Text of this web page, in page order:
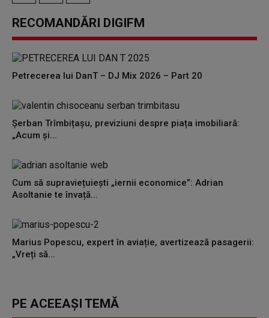
RECOMANDĂRI DIGIFM
Petrecerea lui DanT – DJ Mix 2026 – Part 20
Șerban Trîmbițașu, previziuni despre piața imobiliară:
„Acum și...
Cum să supraviețuiești „iernii economice”: Adrian
Asoltanie te învață...
Marius Popescu, expert în aviație, avertizează pasagerii:
„Vreți să...
PE ACEEAȘI TEMĂ